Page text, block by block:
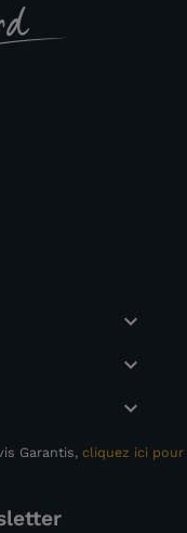



Garantis, cliquez ici pour